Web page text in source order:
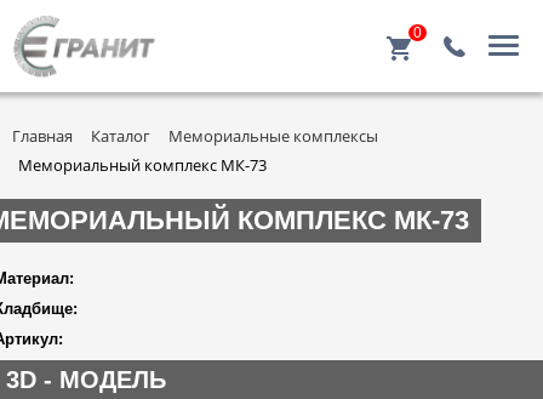
0
Главная Каталог
Мемориальные комплексы
Мемориальный комплекс МК-73
КОМПЛЕКС МК-73
3D - МОДЕЛЬ